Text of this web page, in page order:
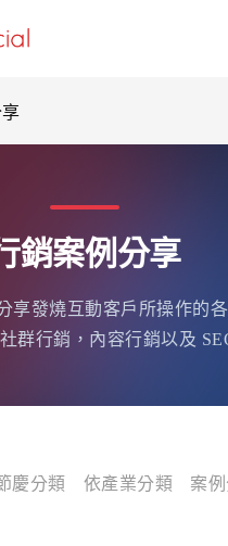
銷案例分享
享發燒互動客戶所操作的
群行銷，內容行銷以及
慶分類 依產業分類 案